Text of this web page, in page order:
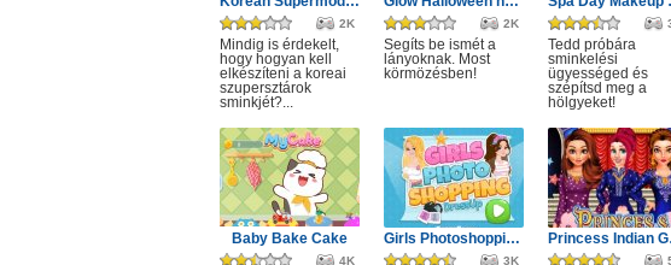
2K
Mindig is érdekelt,
hogy hogyan kell
elkészíteni a koreai
szupersztárok
sminkjét?...
2K
Segíts be ismét a
lányoknak. Most
körmözésben!
Tedd próbára
sminkelési
ügyességed és
szépítsd meg a
hölgyeket!
Baby Bake Cake
4K
Girls Photoshopping Dressup
3K